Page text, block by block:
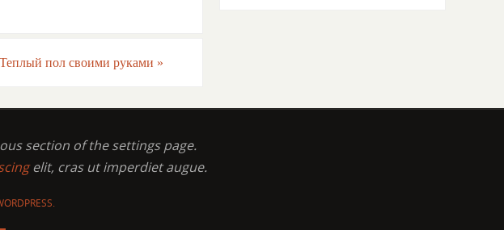
Теплый пол своими руками »
section of the settings page.
elit, cras ut imperdiet augue.